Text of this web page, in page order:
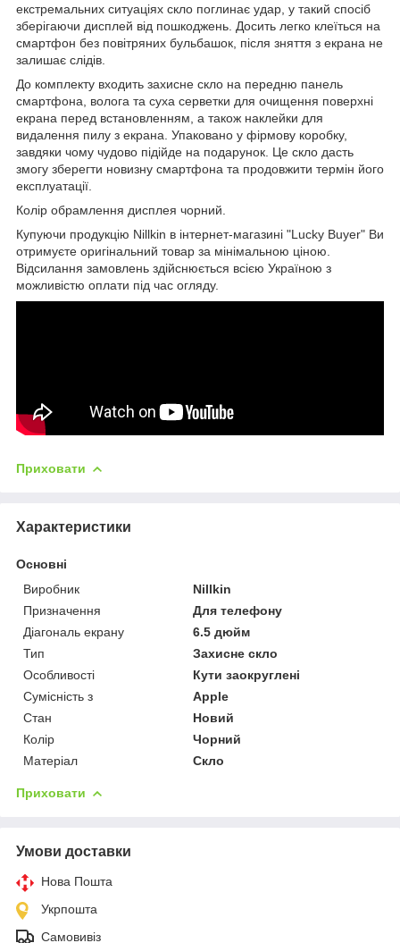
екстремальних ситуаціях скло поглинає удар, у такий спосіб
зберігаючи дисплей від пошкоджень. Досить легко клеїться на
смартфон без повітряних бульбашок, після зняття з екрана не
залишає слідів.
До комплекту входить захисне скло на передню панель
смартфона, волога та суха серветки для очищення поверхні
екрана перед встановленням, а також наклейки для
видалення пилу з екрана. Упаковано у фірмову коробку,
завдяки чому чудово підійде на подарунок. Це скло дасть
змогу зберегти новизну смартфона та продовжити термін його
експлуатації.
Колір обрамлення дисплея чорний.
Купуючи продукцію Nillkin в інтернет-магазині "Lucky Buyer" Ви
отримуєте оригінальний товар за мінімальною ціною.
Відсилання замовлень здійснюється всією Україною з
можливістю оплати під час огляду.
Приховати
Характеристики
Основні
Виробник
Nillkin
Призначення
Для телефону
Діагональ екрану
6.5 дюйм
Тип
Захисне скло
Особливості
Кути заокруглені
Сумісність з
Apple
Стан
Новий
Колір
Чорний
Матеріал
Скло
Приховати
Умови доставки
Нова Пошта
Укрпошта
Самовивіз